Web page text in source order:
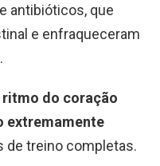
antibióticos, que
e enfraqueceram
ritmo do coração
extremamente
de treino completas.